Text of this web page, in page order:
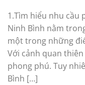
1.Tìm hiểu nhu cầu
Ninh Bình nằm
một trong những
Với cảnh quan
phong phú. Tuy
Bình […]